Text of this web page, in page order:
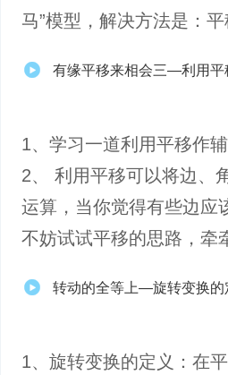
马”模型，解决方法是：
有缘平移来相会三—利用平
1、学习一道利用平移作
2、 利用平移可以将边、
运算，当你觉得有些边应
不妨试试平移的思路，牵
转动的全等上—旋转变换的
1、旋转变换的定义：在